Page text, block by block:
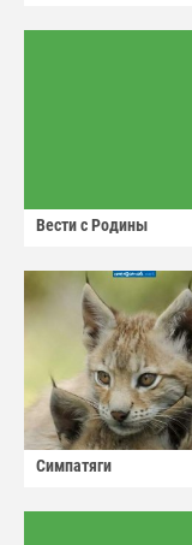
Вести с Родины
Симпатяги